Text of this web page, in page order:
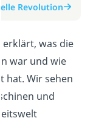
Revolution
erklärt, was die
war und wie
hat. Wir sehen
und